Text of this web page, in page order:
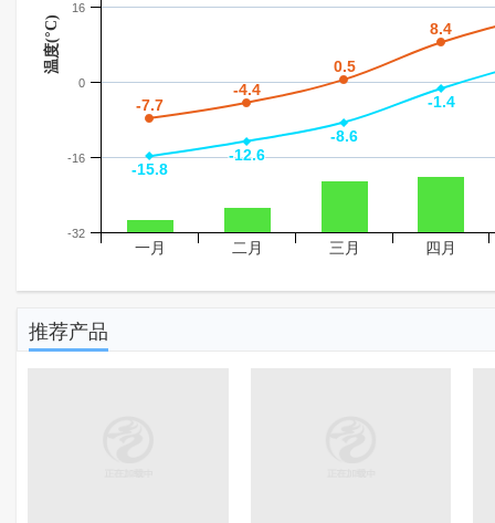
温度(°C)
-7.7
-7.7
-4.4
-4.4
0.5
0.5
8.4
8.4
-15.8
-15.8
-12.6
-12.6
-8.6
-8.6
-1.4
-1.4
一月 二月 三月 四月
-32
-16
0
16
推荐产品